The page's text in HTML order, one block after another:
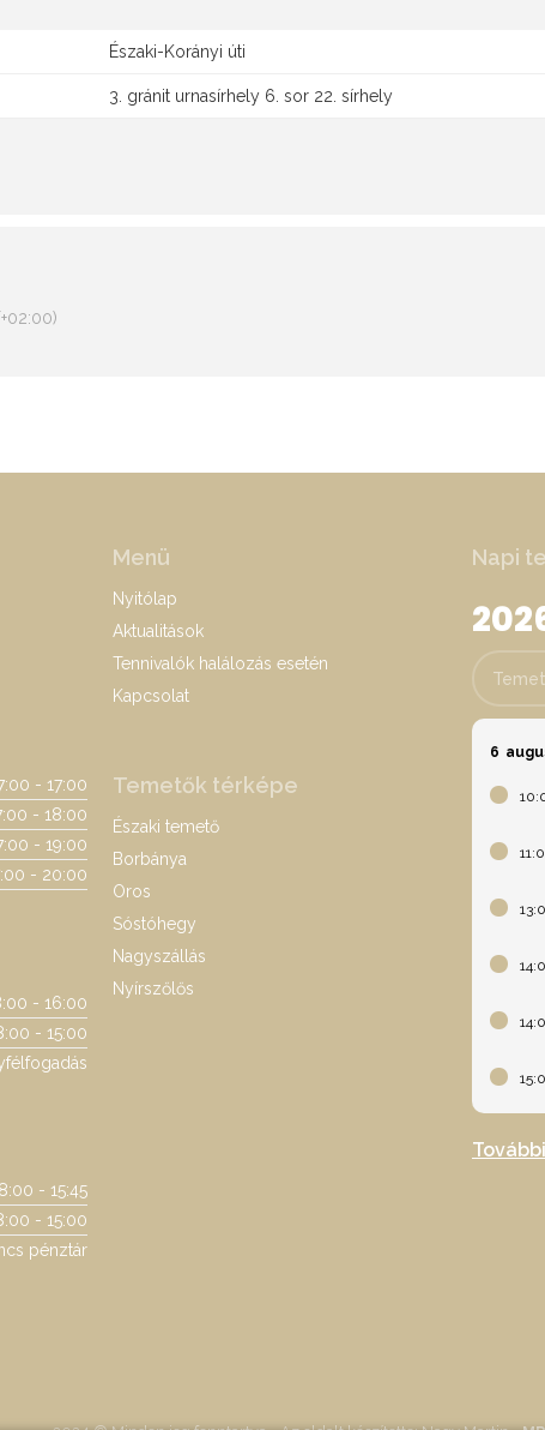
Északi-Korányi úti
3. gránit urnasírhely 6. sor 22. sírhely
- 17:00
- 18:00
- 19:00
- 20:00
- 16:00
- 15:00
8:00 - 15:45
- 15:00
pénztár
Menü
Nyitólap
Aktualitások
Tennivalók halálozás esetén
Kapcsolat
Temetők térképe
Északi temető
Borbánya
Oros
Sóstóhegy
Nagyszállás
Nyírszőlős
Napi
6